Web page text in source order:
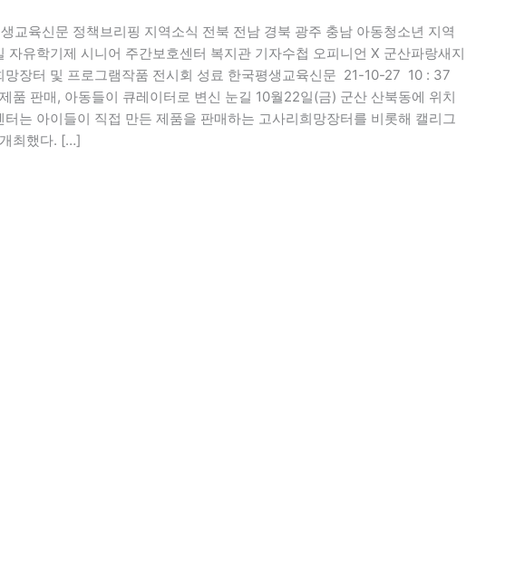
교육신문 정책브리핑 지역소식 전북 전남 경북 광주 충남 아동청소년 지역
자유학기제 시니어 주간보호센터 복지관 기자수첩 오피니언 X 군산파랑새지
망장터 및 프로그램작품 전시회 성료 한국평생교육신문 21-10-27 10 : 37
품 판매, 아동들이 큐레이터로 변신 눈길 10월22일(금) 군산 산북동에 위치
는 아이들이 직접 만든 제품을 판매하는 고사리희망장터를 비롯해 캘리그
최했다. […]